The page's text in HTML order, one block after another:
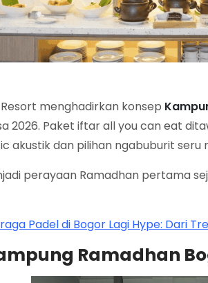
menghadirkan konsep
2026. Paket iftar all you can eat
akustik dan pilihan ngabuburit seru
perayaan Ramadhan pertama
Padel di Bogor Lagi Hype: Dari
Ramadhan